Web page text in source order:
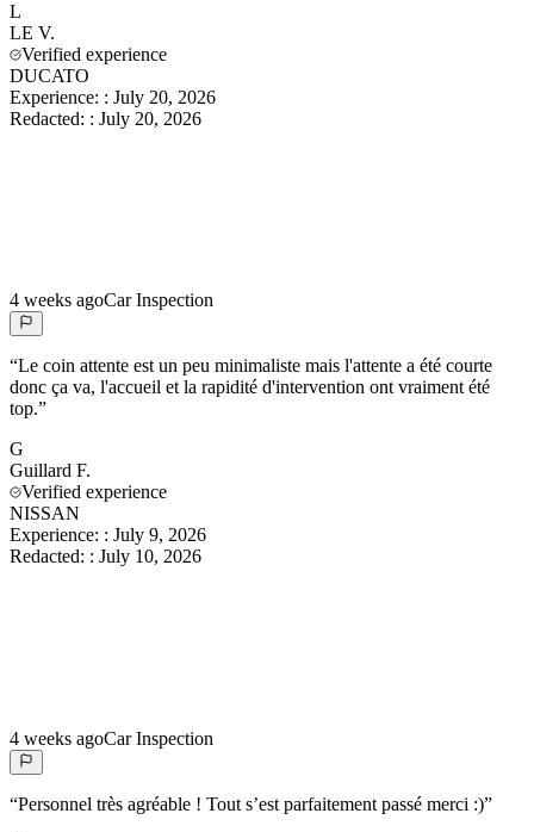
L
LE V.
Verified experience
DUCATO
Experience: : July 20, 2026
Redacted: : July 20, 2026
4 weeks agoCar Inspection
“Le coin attente est un peu minimaliste mais l'attente a été courte
donc ça va, l'accueil et la rapidité d'intervention ont vraiment été
top.”
G
Guillard F.
Verified experience
NISSAN
Experience: : July 9, 2026
Redacted: : July 10, 2026
4 weeks agoCar Inspection
“Personnel très agréable ! Tout s’est parfaitement passé merci :)”